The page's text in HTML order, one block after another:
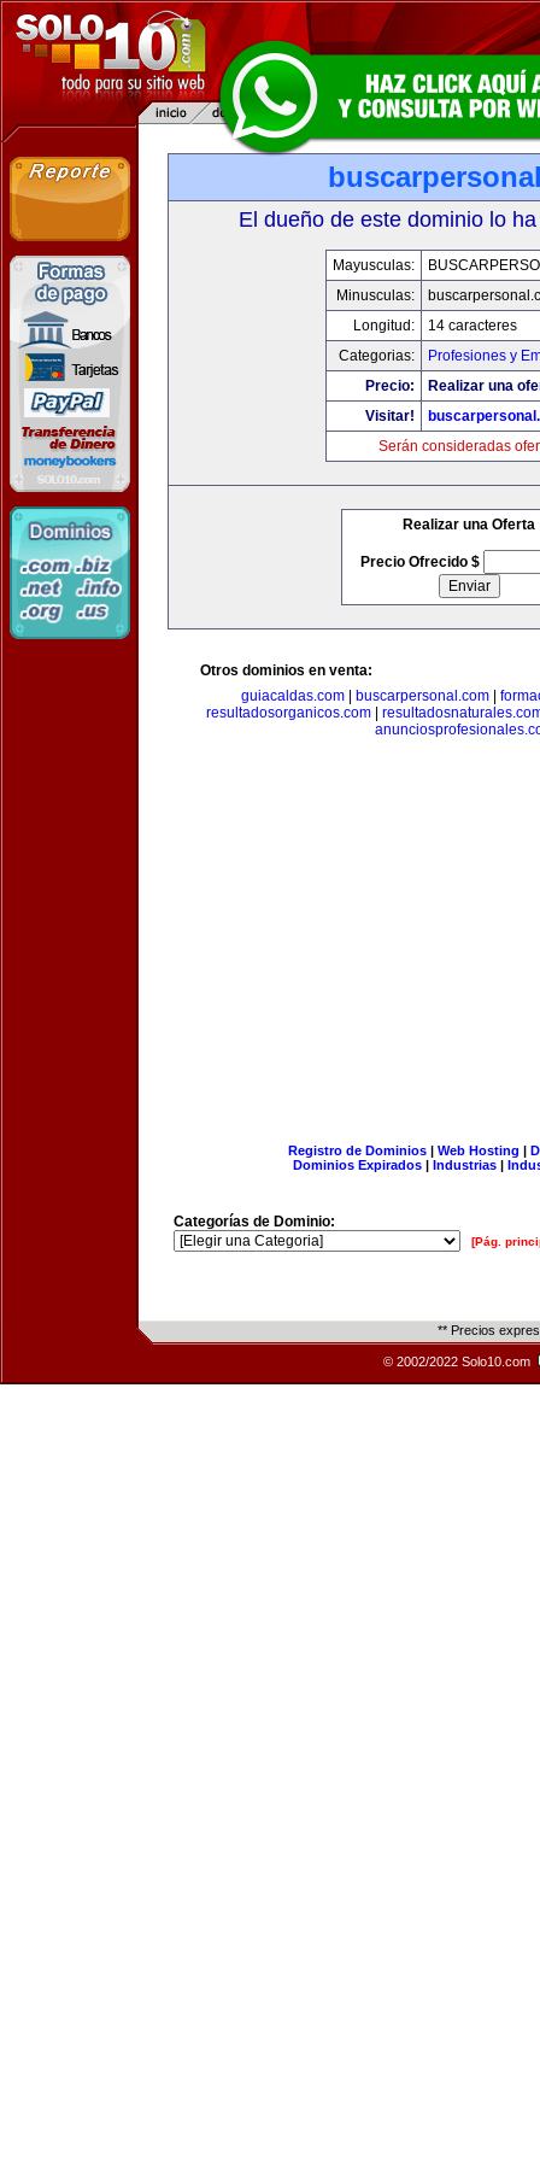
El dueño de este dominio lo
Mayusculas:
Minusculas:
Longitud:
14 caracteres
Categorias:
Profesiones y
Precio:
Realizar una
Visitar!
Serán consideradas
Realizar una Oferta
Precio Ofrecido $
Otros dominios en venta:
guiacaldas.com
buscarpersonal.com
resultadosorganicos.com
Registro de Dominios| Web Hosting |
Dominios Expirados | Industrias |
Categorías de Dominio:
[Pág.
** Precios
© 2002/2022 Solo10.com